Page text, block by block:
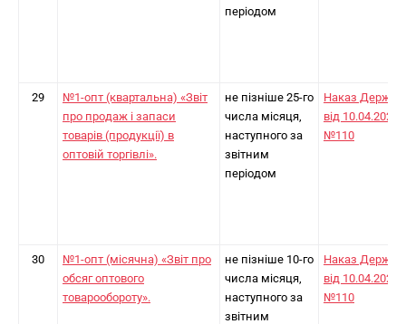
періодом
29
№1-опт (квартальна) «Звіт
про продаж і запаси
товарів (продукції) в
оптовій торгівлі».
не пізніше 25-го
числа місяця,
наступного за
звітним
періодом
Наказ
від 10.04.2024
№110
30
№1-опт (місячна) «Звіт про
обсяг оптового
товарообороту».
не пізніше 10-го
числа місяця,
наступного за
звітним
Наказ
від 10.04.2024
№110